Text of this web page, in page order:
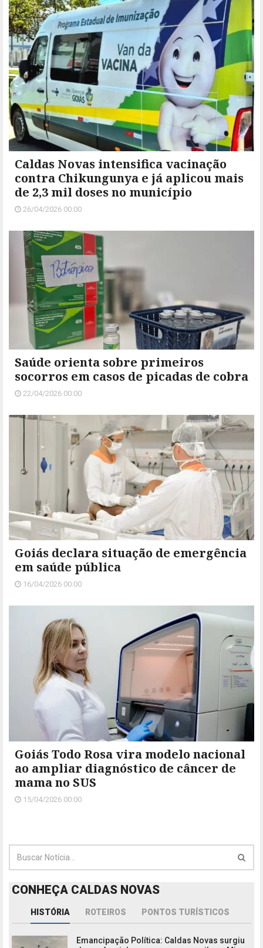
Caldas Novas intensifica vacinação
contra Chikungunya e já aplicou mais
de 2,3 mil doses no município
26/04/2026 00:00
Saúde orienta sobre primeiros
socorros em casos de picadas de cobra
22/04/2026 00:00
Goiás declara situação de emergência
em saúde pública
16/04/2026 00:00
Goiás Todo Rosa vira modelo nacional
ao ampliar diagnóstico de câncer de
mama no SUS
15/04/2026 00:00
CONHEÇA CALDAS NOVAS
HISTÓRIA ROTEIROS PONTOS TURÍSTICOS
Emancipação Política: Caldas Novas surgiu